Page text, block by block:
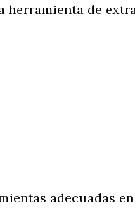
herramienta de
adecuadas